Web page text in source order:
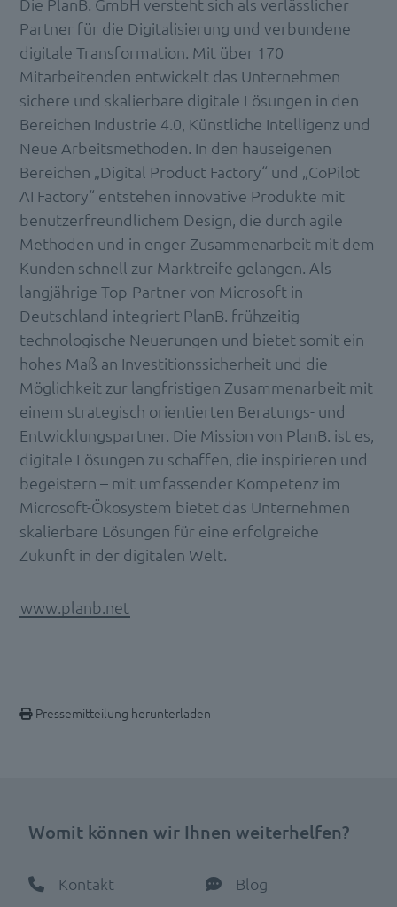
Partner für die Digitalisierung und verbundene
digitale Transformation. Mit über 170
Mitarbeitenden entwickelt das Unternehmen
sichere und skalierbare digitale Lösungen in den
Bereichen Industrie 4.0, Künstliche Intelligenz und
Neue Arbeitsmethoden. In den hauseigenen
Bereichen „Digital Product Factory“ und „CoPilot
AI Factory“ entstehen innovative Produkte mit
benutzerfreundlichem Design, die durch agile
Methoden und in enger Zusammenarbeit mit dem
Kunden schnell zur Marktreife gelangen. Als
langjährige Top-Partner von Microsoft in
Deutschland integriert PlanB. frühzeitig
technologische Neuerungen und bietet somit ein
hohes Maß an Investitionssicherheit und die
Möglichkeit zur langfristigen Zusammenarbeit mit
einem strategisch orientierten Beratungs- und
Entwicklungspartner. Die Mission von PlanB. ist es,
digitale Lösungen zu schaffen, die inspirieren und
begeistern – mit umfassender Kompetenz im
Microsoft-Ökosystem bietet das Unternehmen
skalierbare Lösungen für eine erfolgreiche
Zukunft in der digitalen Welt.
www.planb.net
Pressemitteilung herunterladen
Womit können wir Ihnen weiterhelfen?
Kontakt Blog